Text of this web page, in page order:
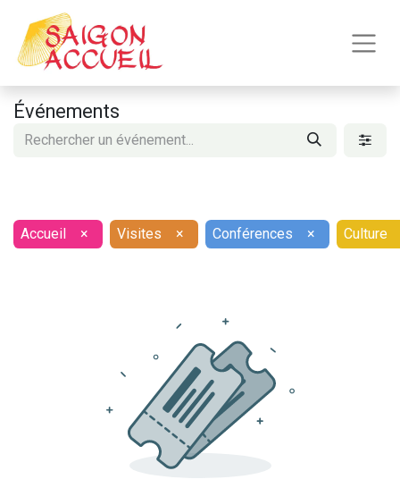
Événements
Accueil × Visites × Conférences × Culture